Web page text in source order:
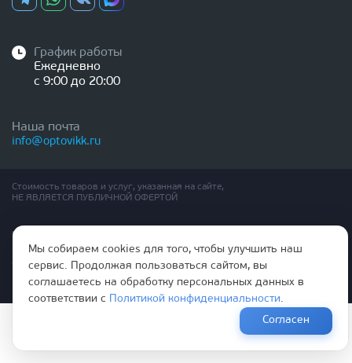
График работы
Ежедневно
с 9:00 до 20:00
Наша почта
info@optovikk.ru
Стоимость товаров и услуг, указанная на сайте,
НЕ ЯВЛЯЕТСЯ ПУБЛИЧНОЙ ОФЕРТОЙ
Правила эксплутации входных и межкомнатных дверей
Политика обработки персональных данных
Согласие на обработку персональных данных
Мы собираем cookies для того, чтобы улучшить наш
сервис. Продолжая пользоваться сайтом, вы
соглашаетесь на обработку персональных данных в
соответствии с
Политикой конфиденциальности.
Согласен